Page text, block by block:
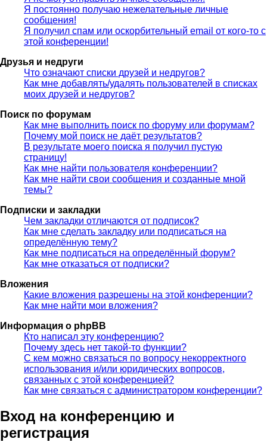
Я постоянно получаю нежелательные личные
сообщения!
Я получил спам или оскорбительный email от кого-то с
этой конференции!
Друзья и недруги
Что означают списки друзей и недругов?
Как мне добавлять/удалять пользователей в списках
моих друзей и недругов?
Поиск по форумам
Как мне выполнить поиск по форуму или форумам?
Почему мой поиск не даёт результатов?
В результате моего поиска я получил пустую
страницу!
Как мне найти пользователя конференции?
Как мне найти свои сообщения и созданные мной
темы?
Подписки и закладки
Чем закладки отличаются от подписок?
Как мне сделать закладку или подписаться на
определённую тему?
Как мне подписаться на определённый форум?
Как мне отказаться от подписки?
Вложения
Какие вложения разрешены на этой конференции?
Как мне найти мои вложения?
Информация о phpBB
Кто написал эту конференцию?
Почему здесь нет такой-то функции?
С кем можно связаться по вопросу некорректного
использования и/или юридических вопросов,
связанных с этой конференцией?
Как мне связаться с администратором конференции?
Вход на конференцию и
регистрация